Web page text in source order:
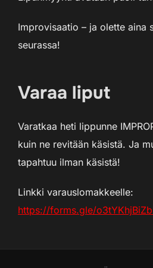
Improvisaatio – ja olette aina
seurassa!
Varaa liput
Varatkaa heti lippunne
kuin ne revitään käsistä. Ja
tapahtuu ilman käsistä!
Linkki varauslomakkeelle:
https://forms.gle/